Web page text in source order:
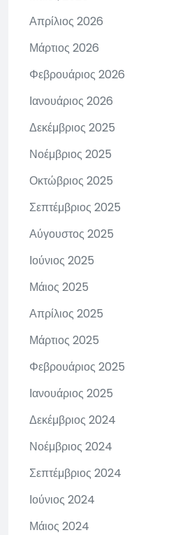
Απρίλιος 2026
Μάρτιος 2026
Φεβρουάριος 2026
Ιανουάριος 2026
Δεκέμβριος 2025
Νοέμβριος 2025
Οκτώβριος 2025
Σεπτέμβριος 2025
Αύγουστος 2025
Ιούνιος 2025
Μάιος 2025
Απρίλιος 2025
Μάρτιος 2025
Φεβρουάριος 2025
Ιανουάριος 2025
Δεκέμβριος 2024
Νοέμβριος 2024
Σεπτέμβριος 2024
Ιούνιος 2024
Μάιος 2024